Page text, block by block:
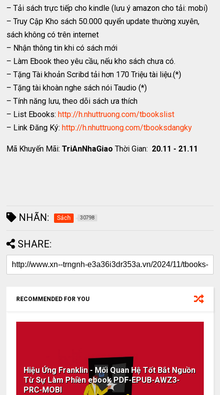
– Tải sách trực tiếp cho kindle (lưu ý amazon cho tải: mobi)
– Truy Cập Kho sách 50.000 quyển update thường xuyên,
sách không có trên internet
– Nhận thông tin khi có sách mới
– Làm Ebook theo yêu cầu, nếu kho sách chưa có.
– Tặng Tài khoản Scribd tải hơn 170 Triệu tài liệu.(*)
– Tặng tài khoàn nghe sách nói Taudio (*)
– Tính năng lưu, theo dõi sách ưa thích
– List Ebooks:http://h.nhuttruong.com/tbookslist
– Link Đăng Ký:http://h.nhuttruong.com/tbooksdangky
Mã Khuyến Mãi:TriAnNhaGiao Thời Gian: 20.11 - 21.11
NHÃN: Sách 30798
SHARE:
RECOMMENDED FOR YOU
Hiệu Ứng Franklin - Mối Quan Hệ Tốt Bắt Nguồn
Từ Sự Làm Phiền ebook PDF-EPUB-AWZ3-
PRC-MOBI